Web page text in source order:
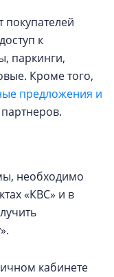
к
паркинги,
Кроме того,
предложения и
необходимо
«КВС» и в
кабинете